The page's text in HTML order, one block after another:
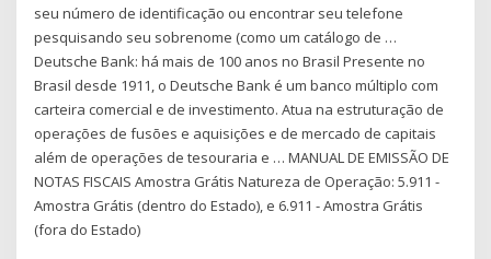
seu número de identificação ou encontrar seu telefone
pesquisando seu sobrenome (como um catálogo de …
Deutsche Bank: há mais de 100 anos no Brasil Presente no
Brasil desde 1911, o Deutsche Bank é um banco múltiplo com
carteira comercial e de investimento. Atua na estruturação de
operações de fusões e aquisições e de mercado de capitais
além de operações de tesouraria e … MANUAL DE EMISSÃO DE
NOTAS FISCAIS Amostra Grátis Natureza de Operação: 5.911 -
Amostra Grátis (dentro do Estado), e 6.911 - Amostra Grátis
(fora do Estado)